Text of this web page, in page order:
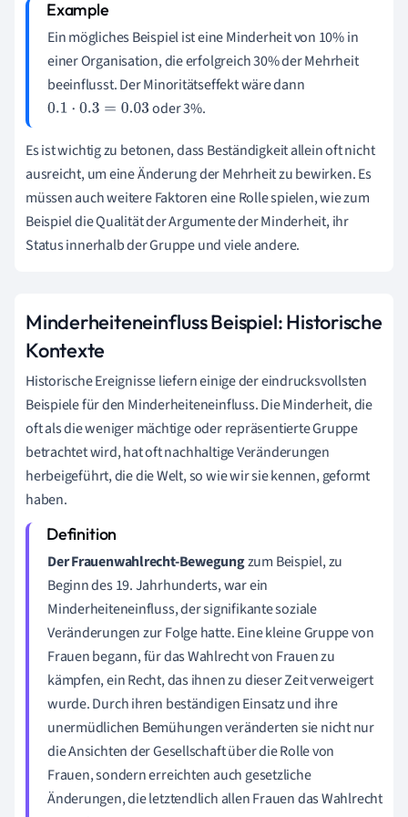
Ein mögliches Beispiel ist eine Minderheit von 10% in
einer Organisation, die erfolgreich 30% der Mehrheit
beeinflusst. Der Minoritätseffekt wäre dann
0.1⋅ 0.3=0.03 oder 3%.
Es ist wichtig zu betonen, dass Beständigkeit allein oft nicht
ausreicht, um eine Änderung der Mehrheit zu bewirken. Es
müssen auch weitere Faktoren eine Rolle spielen, wie zum
Beispiel die Qualität der Argumente der Minderheit, ihr
Status innerhalb der Gruppe und viele andere.
Minderheiteneinfluss Beispiel: Historische
Kontexte
Historische Ereignisse liefern einige der eindrucksvollsten
Beispiele für den Minderheiteneinfluss. Die Minderheit, die
oft als die weniger mächtige oder repräsentierte Gruppe
betrachtet wird, hat oft nachhaltige Veränderungen
herbeigeführt, die die Welt, so wie wir sie kennen, geformt
haben.
Der Frauenwahlrecht-Bewegungzum Beispiel, zu
Beginn des 19. Jahrhunderts, war ein
Minderheiteneinfluss, der signifikante soziale
Veränderungen zur Folge hatte. Eine kleine Gruppe von
Frauen begann, für das Wahlrecht von Frauen zu
kämpfen, ein Recht, das ihnen zu dieser Zeit verweigert
wurde. Durch ihren beständigen Einsatz und ihre
unermüdlichen Bemühungen veränderten sie nicht nur
die Ansichten der Gesellschaft über die Rolle von
Frauen, sondern erreichten auch gesetzliche
Änderungen, die letztendlich allen Frauen das Wahlrecht